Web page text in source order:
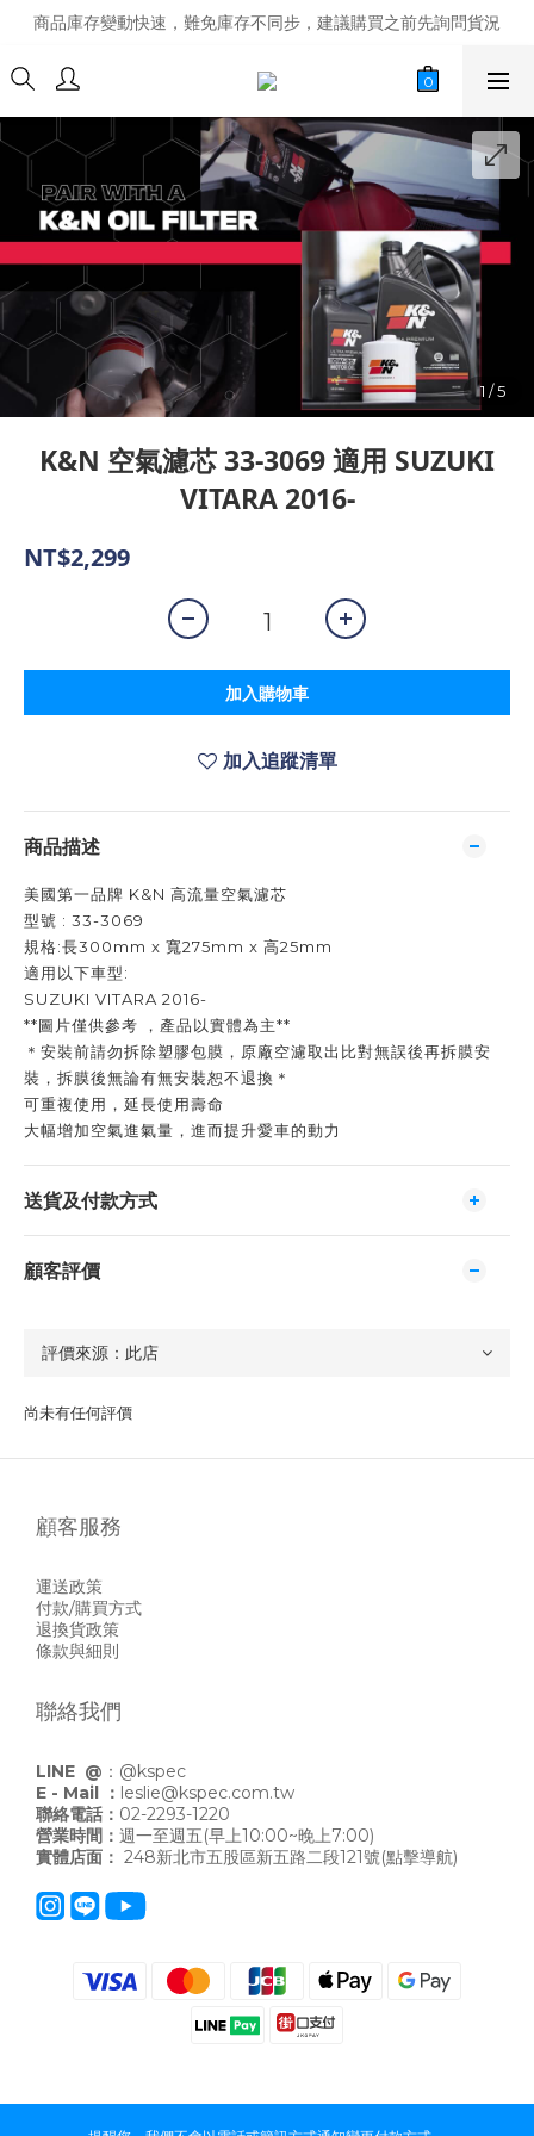
商品庫存變動快速，難免庫存不同步，建議購買之前先詢問貨況
商品庫存變動快速，難免庫存不同步，建議購買之前先詢問貨況
經營超過20年的改裝老字號，安全有保障
商品庫存變動快速，難免庫存不同步，建議購買之前先詢問貨況
K&N 空氣濾芯 33-3069 適用 SUZUKI
VITARA 2016-
NT$2,299
加入購物車
加入追蹤清單
商品描述
美國第一品牌 K&N 高流量空氣濾芯
型號 : 33-3069
規格:長300mm x 寬275mm x 高25mm
適用以下車型:
SUZUKI VITARA 2016-
**圖片僅供參考 ，產品以實體為主**
＊安裝前請勿拆除塑膠包膜，原廠空濾取出比對無誤後再拆膜安
裝，拆膜後無論有無安裝恕不退換＊
可重複使用，延長使用壽命
大幅增加空氣進氣量，進而提升愛車的動力
送貨及付款方式
顧客評價
尚未有任何評價
顧客服務
運送政策
付款/購買方式
退換貨政策
條款與細則
聯絡我們
LINE @ ： @kspec
E - Mail ： leslie@kspec.com.tw
聯絡電話： 02-2293-1220
營業時間： 週一至週五(早上10:00~晚上7:00)
實體店面： 248新北市五股區新五路二段121號(點擊導航)